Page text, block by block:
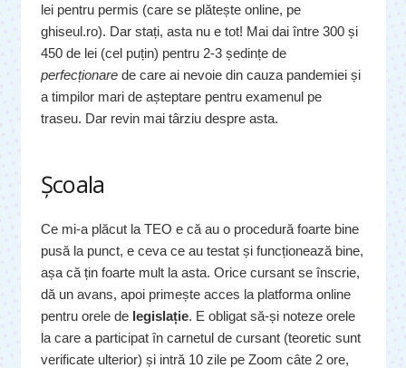
lei pentru permis (care se plătește online, pe
ghiseul.ro). Dar stați, asta nu e tot! Mai dai între 300 și
450 de lei (cel puțin) pentru 2-3 ședințe de
perfecționare de care ai nevoie din cauza pandemiei și
a timpilor mari de așteptare pentru examenul pe
traseu. Dar revin mai târziu despre asta.
Școala
Ce mi-a plăcut la TEO e că au o procedură foarte bine
pusă la punct, e ceva ce au testat și funcționează bine,
așa că țin foarte mult la asta. Orice cursant se înscrie,
dă un avans, apoi primește acces la platforma online
pentru orele de legislație. E obligat să-și noteze orele
la care a participat în carnetul de cursant (teoretic sunt
verificate ulterior) și intră 10 zile pe Zoom câte 2 ore,